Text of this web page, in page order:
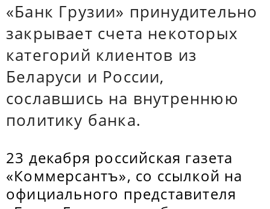
«Банк Грузии» принудительно
закрывает счета некоторых
категорий клиентов из
Беларуси и России,
сославшись на внутреннюю
политику банка.
23 декабря российская газета
«Коммерсантъ», со ссылкой на
официального представителя